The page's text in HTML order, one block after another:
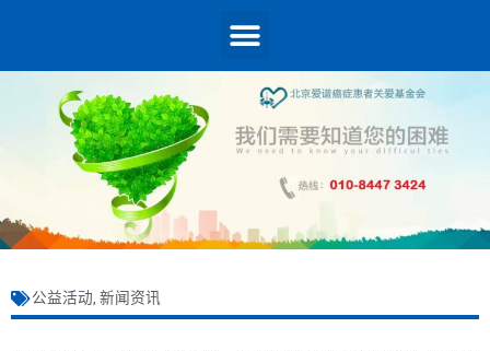
公益活动, 新闻资讯